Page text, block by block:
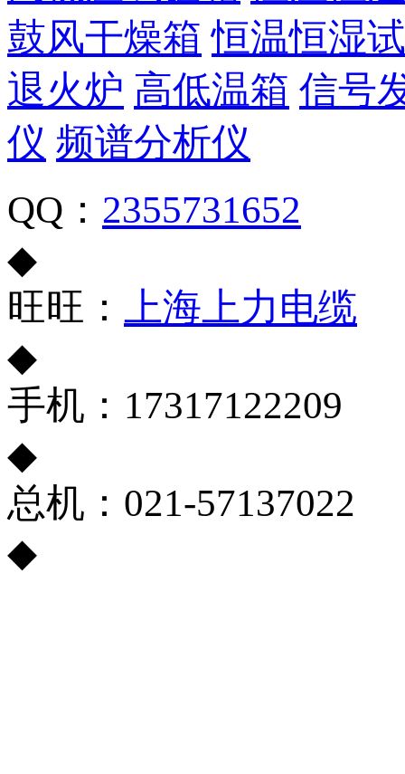
鼓风干燥箱 恒温恒湿
退火炉 高低温箱 信号
仪 频谱分析仪
QQ： 2355731652
◆
旺旺： 上海上力电缆
◆
手机：17317122209
◆
总机：021-57137022
◆